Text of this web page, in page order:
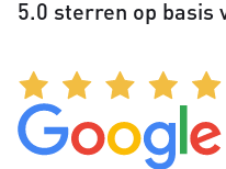
5.0 sterren op basis